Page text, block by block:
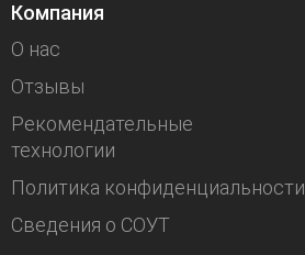
Компания
О нас
Отзывы
Рекомендательные
технологии
Политика конфиденциальности
Сведения о СОУТ